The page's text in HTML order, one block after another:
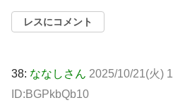
レスにコメント
38: ななしさん 2025/10/21(火)
ID:BGPkbQb10